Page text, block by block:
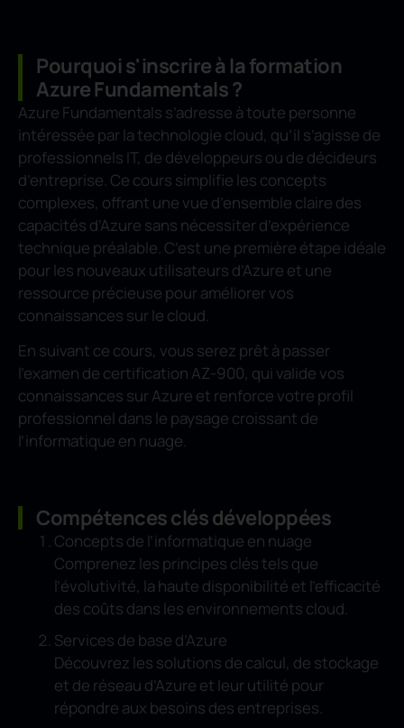
Pourquoi s'inscrire à la formation
Azure Fundamentals ?
Azure Fundamentals s’adresse à toute personne
intéressée par la technologie cloud, qu’il s’agisse de
professionnels IT, de développeurs ou de décideurs
d’entreprise. Ce cours simplifie les concepts
complexes, offrant une vue d’ensemble claire des
capacités d’Azure sans nécessiter d’expérience
technique préalable. C’est une première étape idéale
pour les nouveaux utilisateurs d’Azure et une
ressource précieuse pour améliorer vos
connaissances sur le cloud.
En suivant ce cours, vous serez prêt à passer
l’examen de certification AZ-900, qui valide vos
connaissances sur Azure et renforce votre profil
professionnel dans le paysage croissant de
l’informatique en nuage.
Compétences clés développées
Concepts de l’informatique en nuage
Comprenez les principes clés tels que
l’évolutivité, la haute disponibilité et l’efficacité
des coûts dans les environnements cloud.
Services de base d’Azure
Découvrez les solutions de calcul, de stockage
et de réseau d’Azure et leur utilité pour
répondre aux besoins des entreprises.